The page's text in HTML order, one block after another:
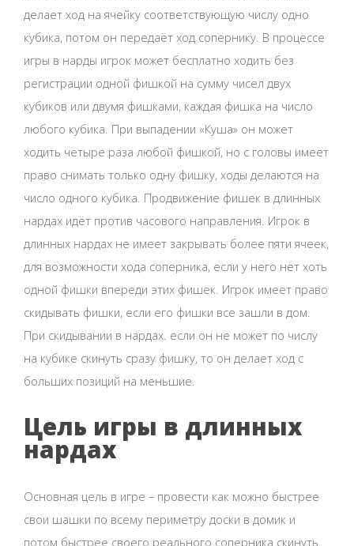
делает ход на ячейку соответствующую числу одно
кубика, потом он передаёт ход сопернику. В процессе
игры в нарды игрок может бесплатно ходить без
регистрации одной фишкой на сумму чисел двух
кубиков или двумя фишками, каждая фишка на число
любого кубика. При выпадении «Куша» он может
ходить четыре раза любой фишкой, но с головы имеет
право снимать только одну фишку, ходы делаются на
число одного кубика. Продвижение фишек в длинных
нардах идёт против часового направления. Игрок в
длинных нардах не имеет закрывать более пяти ячеек,
для возможности хода соперника, если у него нет хоть
одной фишки впереди этих фишек. Игрок имеет право
скидывать фишки, если его фишки все зашли в дом.
При скидывании в нардах. если он не может по числу
на кубике скинуть сразу фишку, то он делает ход с
больших позиций на меньшие.
Цель игры в длинных
нардах
Основная цель в игре – провести как можно быстрее
свои шашки по всему периметру доски в домик и
потом быстрее своего реального соперника скинуть